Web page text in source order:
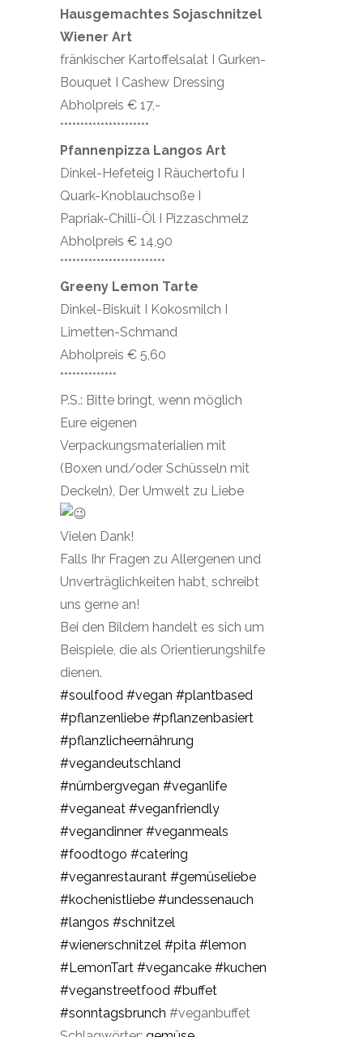
Hausgemachtes Sojaschnitzel
Wiener Art
fränkischer Kartoffelsalat I Gurken-
Bouquet I Cashew Dressing
Abholpreis € 17,-
**********************
Pfannenpizza Langos Art
Dinkel-Hefeteig I Räuchertofu I
Quark-Knoblauchsoße I
Papriak-Chilli-Öl I Pizzaschmelz
Abholpreis € 14,90
**************************
Greeny Lemon Tarte
Dinkel-Biskuit I Kokosmilch I
Limetten-Schmand
Abholpreis € 5,60
**************
P.S.: Bitte bringt, wenn möglich
Eure eigenen
Verpackungsmaterialien mit
(Boxen und/oder Schüsseln mit
Deckeln), Der Umwelt zu Liebe
Vielen Dank!
Falls Ihr Fragen zu Allergenen und
Unverträglichkeiten habt, schreibt
uns gerne an!
Bei den Bildern handelt es sich um
Beispiele, die als Orientierungshilfe
dienen.
#soulfood #vegan #plantbased
#pflanzenliebe #pflanzenbasiert
#pflanzlicheernährung
#vegandeutschland
#nürnbergvegan #veganlife
#veganeat #veganfriendly
#vegandinner #veganmeals
#foodtogo #catering
#veganrestaurant #gemüseliebe
#kochenistliebe #undessenauch
#langos #schnitzel
#wienerschnitzel #pita #lemon
#LemonTart #vegancake #kuchen
#veganstreetfood #buffet
#sonntagsbrunch #veganbuffet